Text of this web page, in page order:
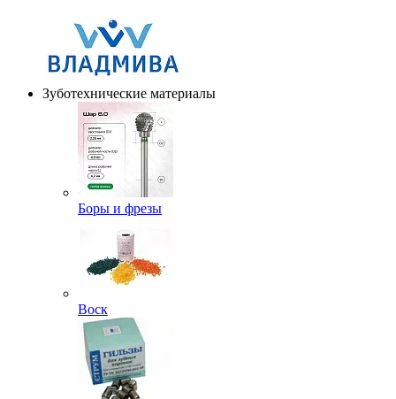
Зуботехнические материалы
Боры и фрезы
Воск